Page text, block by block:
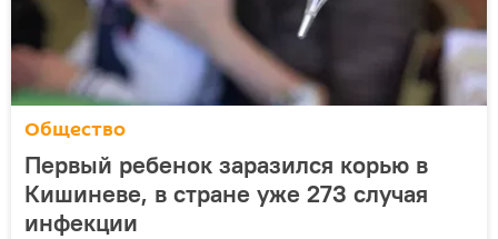
Общество
Первый ребенок заразился корью в
Кишиневе, в стране уже 273 случая
инфекции